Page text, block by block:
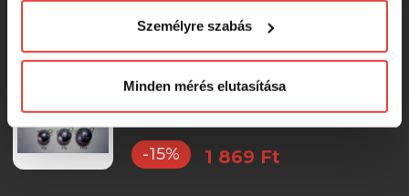
megváltoztathatod a döntésed ezzel kapcsolatban.
Előre is köszönjük!
Személyre szabás
Minden mérés elutasítása
-15% 1 869 Ft
Valentin Lures gömb cheburaska 50g
-15% 1 869 Ft